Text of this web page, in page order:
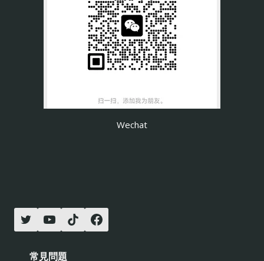
Wechat
常見問題